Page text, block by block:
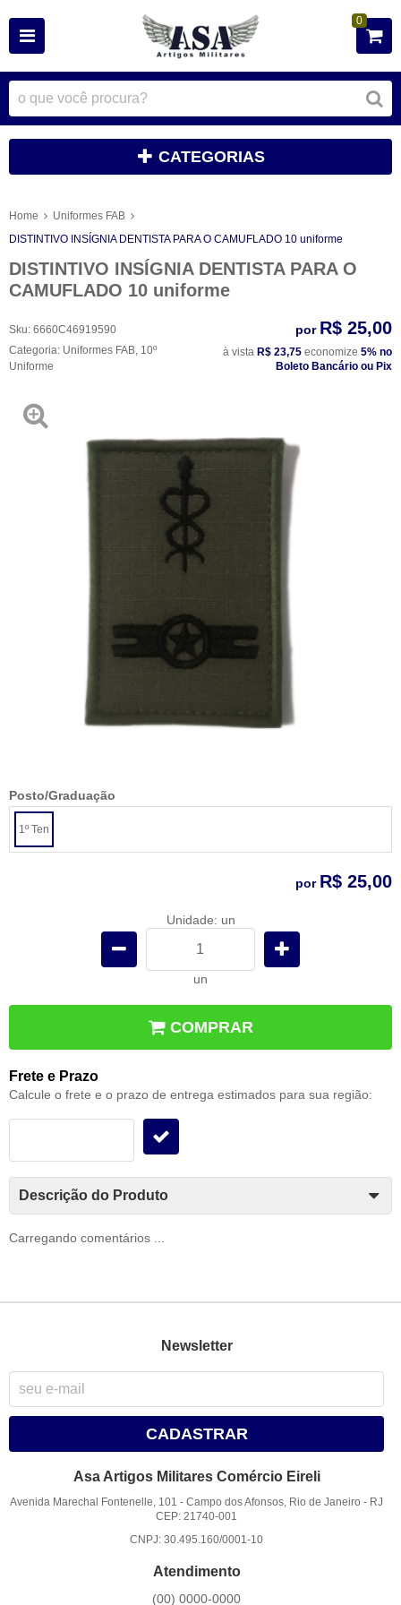
0
CATEGORIAS
Home
Uniformes FAB
DISTINTIVO INSÍGNIA DENTISTA PARA O CAMUFLADO 10 uniforme
DISTINTIVO INSÍGNIA DENTISTA PARA O
CAMUFLADO 10 uniforme
Sku: 6660C46919590
Categoria: Uniformes FAB 10º
Uniforme
por R$ 25,00
à vista R$ 23,75 economize 5% no
Boleto Bancário ou Pix
Posto/Graduação
1º Ten
por R$ 25,00
Unidade: un
un
COMPRAR
Frete e Prazo
Calcule o frete e o prazo de entrega estimados para sua região:
Descrição do Produto
Carregando comentários ...
Newsletter
CADASTRAR
Asa Artigos Militares Comércio Eireli
Avenida Marechal Fontenelle, 101 -Campo dos Afonsos, Rio de Janeiro - RJ
CEP: 21740-001
CNPJ: 30.495.160/0001-10
Atendimento
(00) 0000-0000